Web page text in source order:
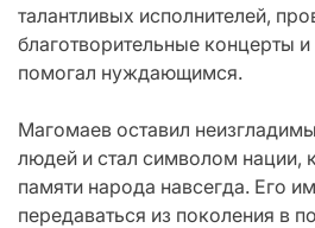
талантливых исполнителей,
благотворительные концерты
помогал нуждающимся.
Магомаев оставил
людей и стал символом нации,
памяти народа навсегда. Его
передаваться из поколения в